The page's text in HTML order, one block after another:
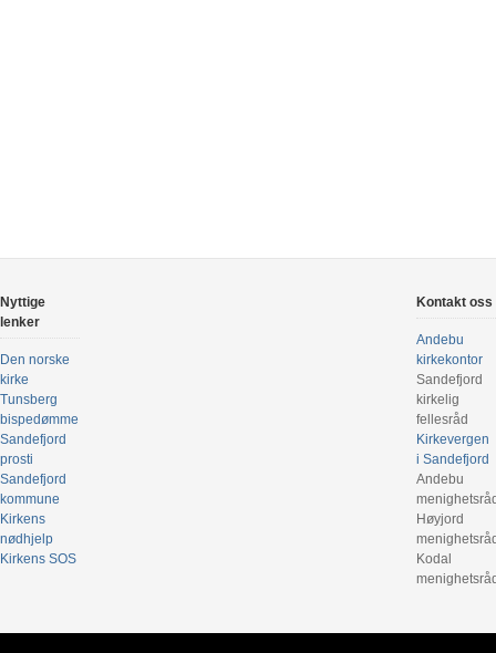
Nyttige
lenker
Den norske
kirke
Tunsberg
bispedømme
Sandefjord
prosti
Sandefjord
kommune
Kirkens
nødhjelp
Kirkens SOS
Kontakt oss
Andebu
kirkekontor
Sandefjord
kirkelig
fellesråd
Kirkevergen
i Sandefjord
Andebu
Høyjord
Kodal